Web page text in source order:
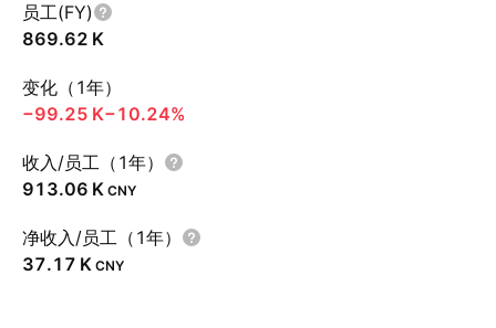
员工(FY)
‪869.62 K‬
变化（1年）
‪−99.25 K‬−10.24%
收入/员工（1年）
‪913.06 K‬ CNY
净收入/员工（1年）
‪37.17 K‬ CNY